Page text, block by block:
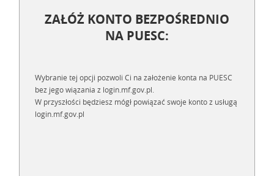
ZAŁÓŻ KONTO BEZPOŚREDNIO
NA PUESC:
Wybranie tej opcji pozwoli Ci na założenie konta na PUESC
bez jego wiązania z login.mf.gov.pl.
W przyszłości będziesz mógł powiązać swoje konto z usługą
login.mf.gov.pl